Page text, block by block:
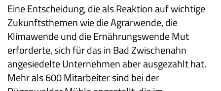
Eine Entscheidung, die als Reaktion auf wichtige
Zukunftsthemen wie die Agrarwende, die
Klimawende und die Ernährungswende Mut
erforderte, sich für das in Bad Zwischenahn
angesiedelte Unternehmen aber ausgezahlt hat.
Mehr als 600 Mitarbeiter sind bei der